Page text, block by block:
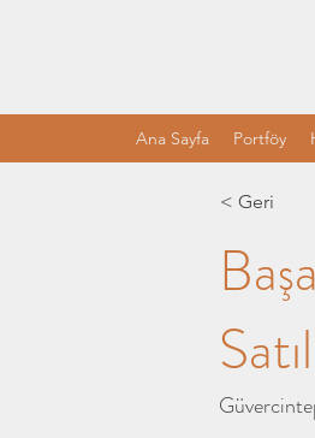
Ana Sayfa Portföy
< Geri